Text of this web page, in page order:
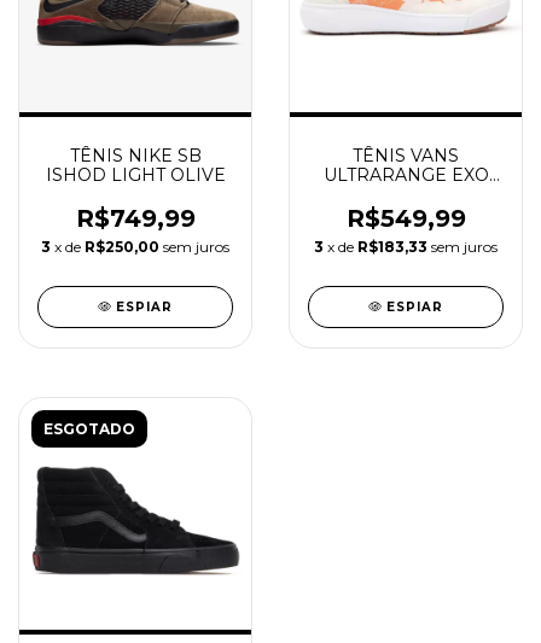
TÊNIS NIKE SB
ISHOD LIGHT OLIVE
R$749,99
3 x de R$250,00 sem juros
ESPIAR
TÊNIS VANS
ULTRARANGE EXO
R$549,99
3 x de R$183,33 sem juros
ESPIAR
ESGOTADO